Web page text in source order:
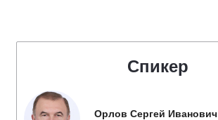
Спикер
Орлов Сергей Иванович